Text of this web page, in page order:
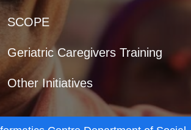
SCOPE
Geriatric Caregivers Training
Other Initiatives